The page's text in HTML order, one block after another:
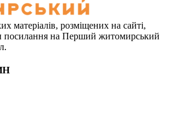
матеріалів, розміщених на сайті,
посилання на Перший житомирський